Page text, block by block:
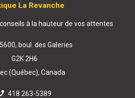
La Revanche
à la hauteur de vos attentes
boul. des Galeries
G2K 2H6
(Québec), Canada
418 263-5389